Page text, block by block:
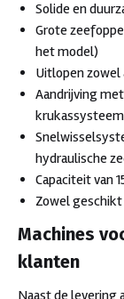
Solide en
Grote
het model)
Uitlopen
Aandrijving
krukassysteem
hydraulische
Capaciteit van
Zowel geschikt
Machines
klanten
Naast de levering